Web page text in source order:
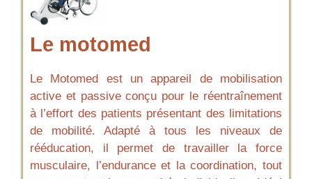
Le motomed
Le Motomed est un appareil de mobilisation
active et passive conçu pour le réentraînement
à l’effort des patients présentant des limitations
de mobilité. Adapté à tous les niveaux de
rééducation, il permet de travailler la force
musculaire, l’endurance et la coordination, tout